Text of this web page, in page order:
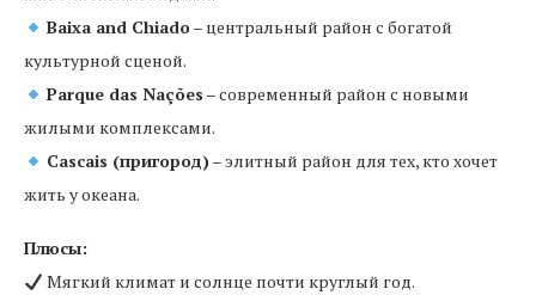
Baixa and Chiado– центральный район с богатой
культурной сценой.
Parque das Nações – современный район с новыми
жилыми комплексами.
Cascais (пригород)– элитный район для тех, кто хочет
жить у океана.
Плюсы:
Мягкий климат и солнце почти круглый год.